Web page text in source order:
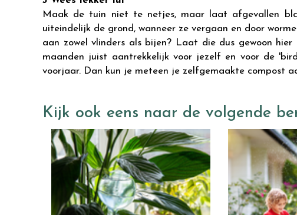
Maak de tuin niet te netjes, maar laat afgevallen
uiteindelijk de grond, wanneer ze vergaan en door
aan zowel vlinders als bijen? Laat die dus gewoon
maanden juist aantrekkelijk voor jezelf en voor de
voorjaar. Dan kun je meteen je zelfgemaakte compost
Kijk ook eens naar de volgende